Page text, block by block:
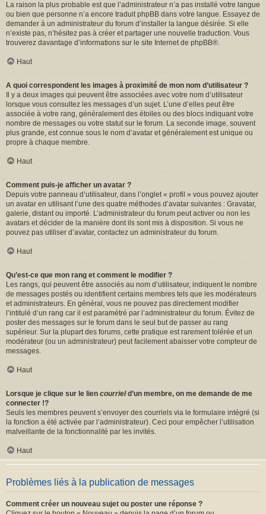
La raison la plus probable est que l’administrateur n’a pas installé votre langue
ou bien que personne n’a encore traduit phpBB dans votre langue. Essayez de
demander à un administrateur du forum d’installer la langue désirée. Si elle
n’existe pas, n’hésitez pas à créer et partager une nouvelle traduction. Vous
trouverez davantage d’informations sur le site Internet de phpBB®.
Haut
A quoi correspondent les images à proximité de mon nom d’utilisateur ?
Il y a deux images qui peuvent être associées avec votre nom d’utilisateur
lorsque vous consultez les messages d’un sujet. L’une d’elles peut être
associée à votre rang, généralement des étoiles ou des blocs indiquant votre
nombre de messages ou votre statut sur le forum. La seconde image, souvent
plus grande, est connue sous le nom d’avatar et généralement est unique ou
propre à chaque membre.
Haut
Comment puis-je afficher un avatar ?
Depuis votre panneau d’utilisateur, dans l’onglet « profil » vous pouvez ajouter
un avatar en utilisant l’une des quatre méthodes d’avatar suivantes : Gravatar,
galerie, distant ou importé. L’administrateur du forum peut activer ou non les
avatars et décider de la manière dont ils sont mis à disposition. Si vous ne
pouvez pas utiliser d’avatar, contactez un administrateur du forum.
Haut
Qu’est-ce que mon rang et comment le modifier ?
Les rangs, qui peuvent être associés au nom d’utilisateur, indiquent le nombre
de messages postés ou identifient certains membres tels que les modérateurs
et administrateurs. En général, vous ne pouvez pas directement modifier
l’intitulé d’un rang car il est paramétré par l’administrateur du forum. Évitez de
poster des messages sur le forum dans le seul but de passer au rang
supérieur. Sur la plupart des forums, cette pratique est rarement tolérée et un
modérateur (ou un administrateur) peut facilement abaisser votre compteur de
messages.
Haut
Lorsque je clique sur le lien courrield’un membre, on me demande de me
connecter !?
Seuls les membres peuvent s’envoyer des courriels via le formulaire intégré (si
la fonction a été activée par l’administrateur). Ceci pour empêcher l’utilisation
malveillante de la fonctionnalité par les invités.
Haut
Problèmes liés à la publication de messages
Comment créer un nouveau sujet ou poster une réponse ?